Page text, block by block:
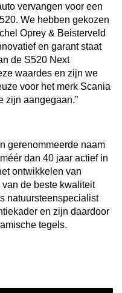
vervangen voor een
We hebben gekozen
Oprey & Beisterveld
en garant staat
de S520 Next
waardes en zijn we
voor het merk Scania
zijn aangegaan.”
gerenommeerde naam
dan 40 jaar actief in
ontwikkelen van
de beste kwaliteit
natuursteenspecialist
en zijn daardoor
tegels.